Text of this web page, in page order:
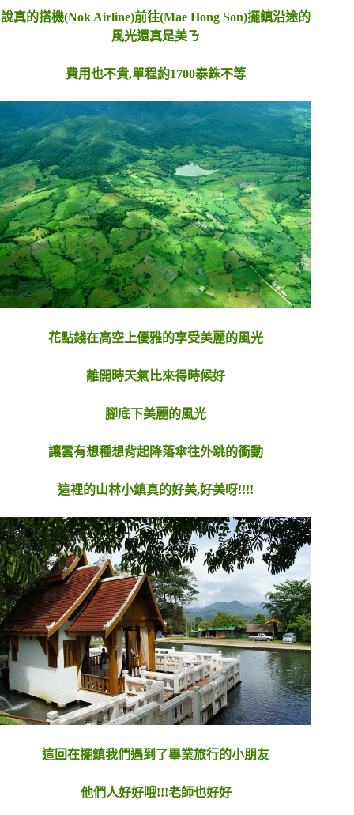
說真的搭機(Nok Airline)前往(Mae Hong Son)擺鎮沿途的
風光還真是美ㄋ
費用也不貴,單程約1700泰銖不等
花點錢在高空上優雅的享受美麗的風光
離開時天氣比來得時候好
腳底下美麗的風光
讓雲有想種想背起降落傘往外跳的衝動
這裡的山林小鎮真的好美,好美呀!!!!
這回在擺鎮我們遇到了畢業旅行的小朋友
他們人好好哦!!!老師也好好